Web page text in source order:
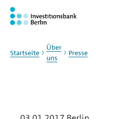
Zum Haupinhalt springen
Startseite
Über
uns
Presse